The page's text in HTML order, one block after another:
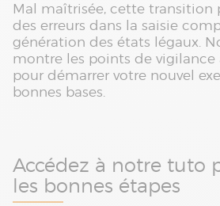
Mal maîtrisée, cette transition
des erreurs dans la saisie
génération des états légaux.
montre les points de vigilance
pour démarrer votre nouvel
bonnes bases.
Accédez à notre tuto
les bonnes étapes